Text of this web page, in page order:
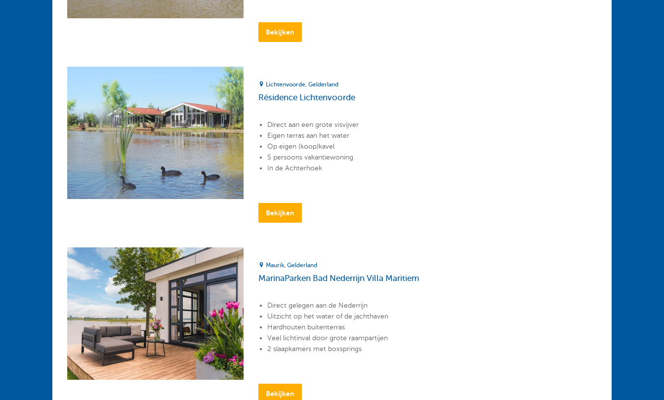
Bekijken
Lichtenvoorde Gelderland
Résidence Lichtenvoorde
Direct aan een grote visvijver
Eigen terras aan het water
Op eigen (koop)kavel
5 persoons vakantiewoning
In de Achterhoek
Bekijken
Maurik Gelderland
MarinaParken Bad Nederrijn Villa Maritiem
Direct gelegen aan de Nederrijn
Uitzicht op het water of de jachthaven
Hardhouten buitenterras
Veel lichtinval door grote raampartijen
2 slaapkamers met boxsprings
Bekijken